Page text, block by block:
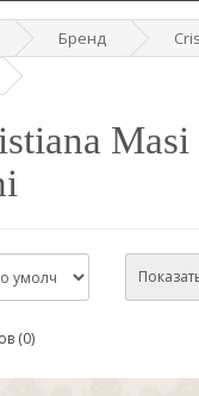
Бренд
Masi
(0)